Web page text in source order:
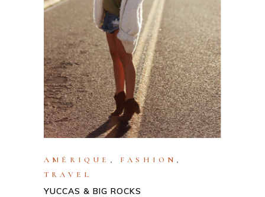
AMÉRIQUE , FASHION ,
TRAVEL
YUCCAS & BIG ROCKS